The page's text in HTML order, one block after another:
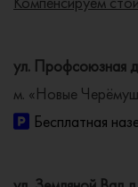
ул. Профсоюзная
м. «Новые
Бесплатная